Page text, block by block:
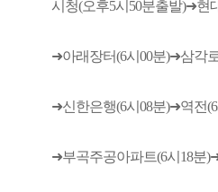
시청(오후5시50분출발)➜현
➜아래장터(6시00분)➜삼각
➜신한은행(6시08분)➜역전
➜부곡주공아파트(6시18분